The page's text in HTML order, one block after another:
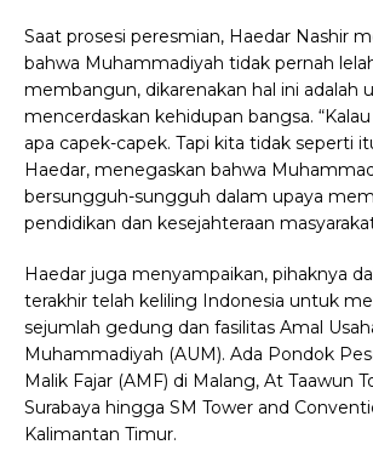
Saat prosesi peresmian, Haedar Nashir
bahwa Muhammadiyah tidak pernah
membangun, dikarenakan hal ini adalah
mencerdaskan kehidupan bangsa.
apa capek-capek. Tapi kita tidak seperti
Haedar, menegaskan bahwa
bersungguh-sungguh dalam upaya
pendidikan dan kesejahteraan
Haedar juga menyampaikan, pihaknya
terakhir telah keliling Indonesia untuk
sejumlah gedung dan fasilitas Amal
Muhammadiyah (AUM). Ada Pondok
Malik Fajar (AMF) di Malang, At Taawun
Surabaya hingga SM Tower and
Kalimantan Timur.